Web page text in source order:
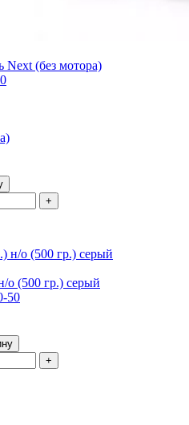
Next (без мотора)
+
о (500 гр.) серый
50
+